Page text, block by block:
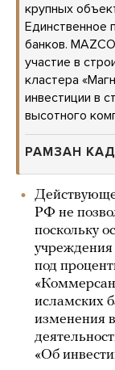
крупных
Единственное
банков.
участие в
кластера
инвестиции в
высотного
РАМЗАН
РФ не
поскольку
учреждения
под
исламских
изменения
«Об